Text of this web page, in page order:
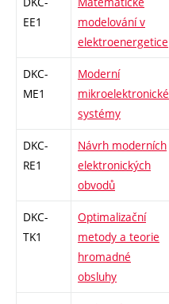
EE1
modelování v
elektroenergetice
DKC-
ME1
Moderní
mikroelektronické
systémy
DKC-
RE1
Návrh moderních
elektronických
obvodů
DKC-
TK1
Optimalizační
metody a teorie
hromadné
obsluhy